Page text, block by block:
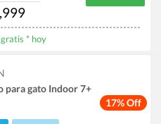
* hoy
17% Off
para gato Indoor 7+